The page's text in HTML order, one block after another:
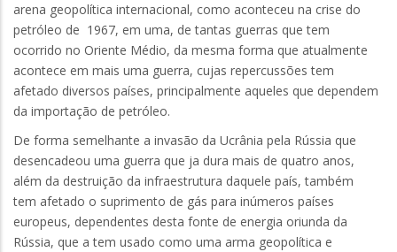
arena geopolítica internacional, como aconteceu na crise do
petróleo de 1967, em uma, de tantas guerras que tem
ocorrido no Oriente Médio, da mesma forma que atualmente
acontece em mais uma guerra, cujas repercussões tem
afetado diversos países, principalmente aqueles que dependem
da importação de petróleo.
De forma semelhante a invasão da Ucrânia pela Rússia que
desencadeou uma guerra que ja dura mais de quatro anos,
além da destruição da infraestrutura daquele país, também
tem afetado o suprimento de gás para inúmeros países
europeus, dependentes desta fonte de energia oriunda da
Rússia, que a tem usado como uma arma geopolítica e